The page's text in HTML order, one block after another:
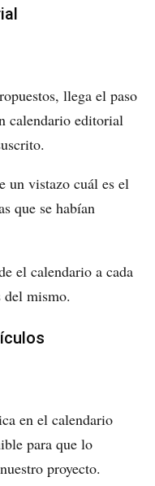
llega el paso
calendario editorial
un vistazo cuál es el
que se habían
el calendario a cada
mismo.
en el calendario
para que lo
proyecto.